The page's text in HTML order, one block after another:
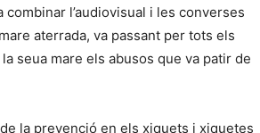
l’audiovisual i les converses
aterrada, va passant per tots els
seua mare els abusos que va patir de
la prevenció en els xiquets i xiquetes